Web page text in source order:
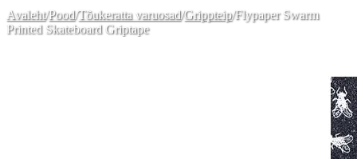
Avaleht/Pood/Tõukeratta varuosad/Grippteip/Flypaper Swarm
Printed Skateboard Griptape